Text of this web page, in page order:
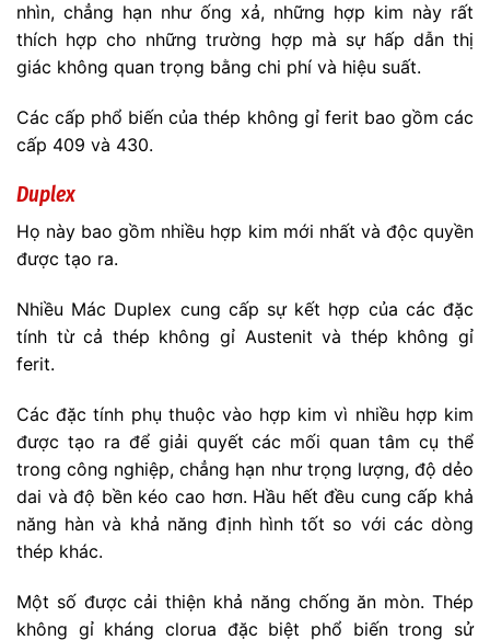
nhìn, chẳng hạn như ống xả, những hợp kim này rất
thích hợp cho những trường hợp mà sự hấp dẫn thị
giác không quan trọng bằng chi phí và hiệu suất.
Các cấp phổ biến của thép không gỉ ferit bao gồm các
cấp 409 và 430.
Duplex
Họ này bao gồm nhiều hợp kim mới nhất và độc quyền
được tạo ra.
Nhiều Mác Duplex cung cấp sự kết hợp của các đặc
tính từ cả thép không gỉ Austenit và thép không gỉ
ferit.
Các đặc tính phụ thuộc vào hợp kim vì nhiều hợp kim
được tạo ra để giải quyết các mối quan tâm cụ thể
trong công nghiệp, chẳng hạn như trọng lượng, độ dẻo
dai và độ bền kéo cao hơn. Hầu hết đều cung cấp khả
năng hàn và khả năng định hình tốt so với các dòng
thép khác.
Một số được cải thiện khả năng chống ăn mòn. Thép
không gỉ kháng clorua đặc biệt phổ biến trong sử